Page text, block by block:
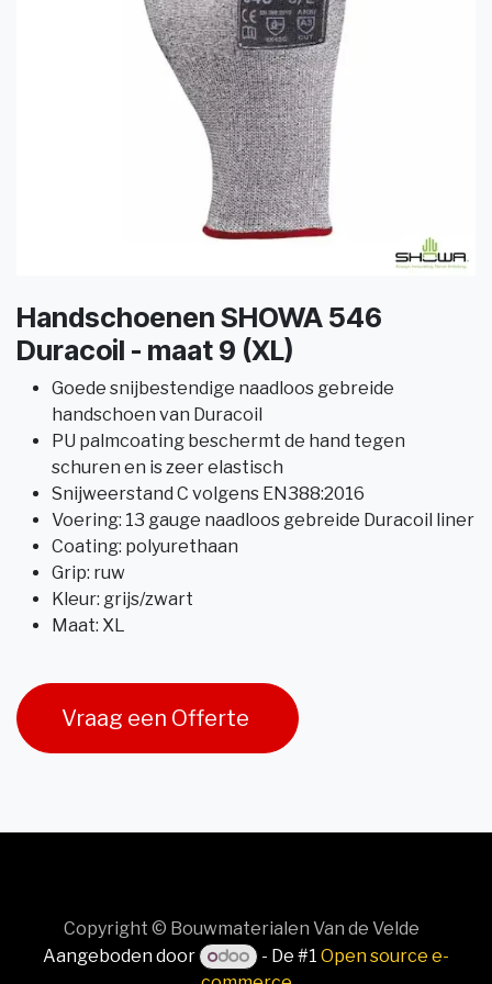
Handschoenen SHOWA 546
Duracoil - maat 9 (XL)
Goede snijbestendige naadloos gebreide
handschoen van Duracoil
PU palmcoating beschermt de hand tegen
schuren en is zeer elastisch
Snijweerstand C volgens EN388:2016
Voering: 13 gauge naadloos gebreide Duracoil liner
Coating: polyurethaan
Grip: ruw
Kleur: grijs/zwart
Maat: XL
Vraag een Offerte
Copyright © Bouwmaterialen Van de Velde
Aangeboden door
- De #1Open source e-